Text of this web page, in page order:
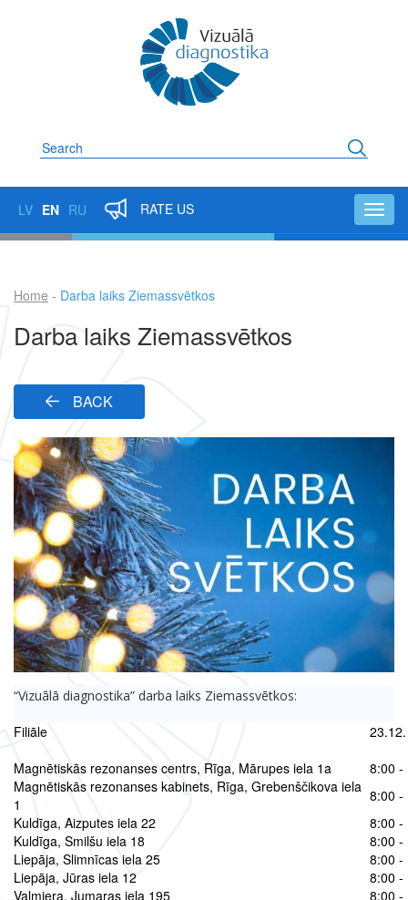
Search
LV EN RU RATE US
Breadcrumb
Home Darba laiks Ziemassvētkos
Darba laiks Ziemassvētkos
BACK
“Vizuālā diagnostika” darba laiks Ziemassvētkos:
Filiāle
23.12.
Magnētiskās rezonanses centrs, Rīga, Mārupes iela 1a
8:00 -
Magnētiskās rezonanses kabinets, Rīga, Grebenščikova iela
1
8:00 -
Kuldīga, Aizputes iela 22
8:00 -
Kuldīga, Smilšu iela 18
8:00 -
Liepāja, Slimnīcas iela 25
8:00 -
Liepāja, Jūras iela 12
8:00 -
Valmiera, Jumaras iela 195
8:00 -